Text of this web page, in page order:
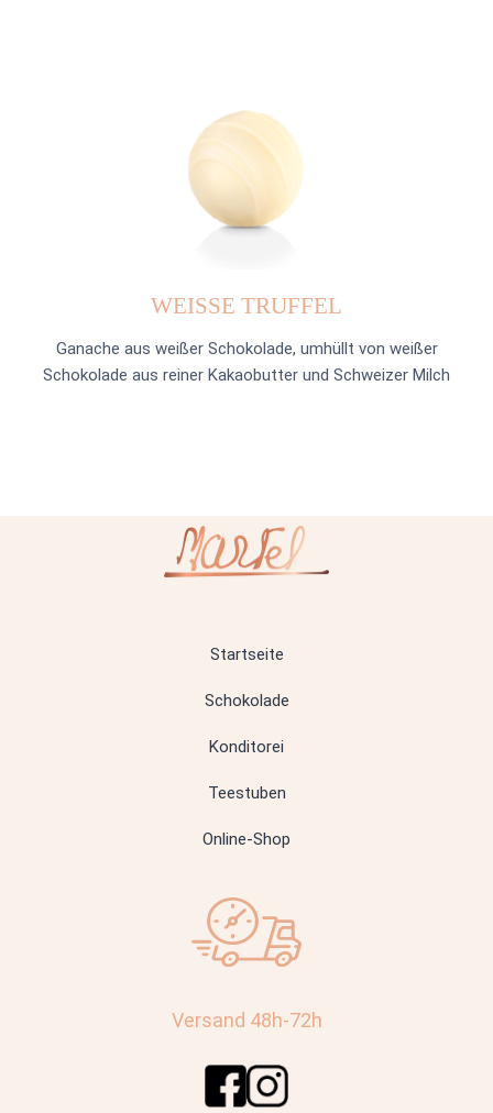
WEISSE TRUFFEL
Ganache aus weißer Schokolade, umhüllt von weißer
Schokolade aus reiner Kakaobutter und Schweizer Milch
Startseite
Schokolade
Konditorei
Teestuben
Online-Shop
Versand 48h-72h